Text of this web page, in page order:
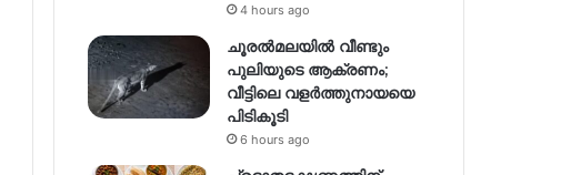
4 hours ago
ചൂരൽമലയിൽ വീണ്ടും
പുലിയുടെ ആക്രണം;
വീട്ടിലെ വളർത്തുനായയെ
പിടികൂടി
6 hours ago